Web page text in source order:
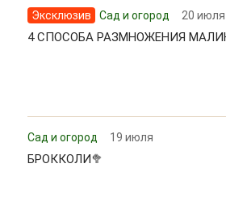
Эксклюзив Сад и огород 20 июля
4 СПОСОБА РАЗМНОЖЕНИЯ
Сад и огород 19 июля
БРОККОЛИ🥦